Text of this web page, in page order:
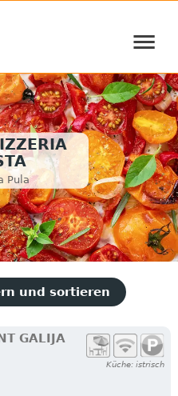
≡
Pula
und sortieren
GALIJA
Küche: istrisch